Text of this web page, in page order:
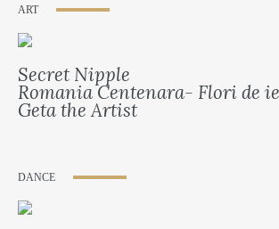
ART
Secret Nipple
Romania Centenara- Flori de ie
Geta the Artist
DANCE